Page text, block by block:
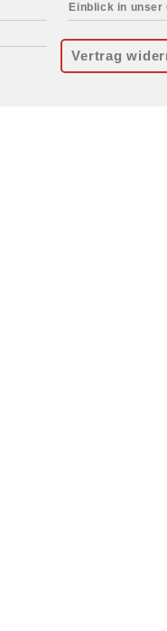
Einblick in unser
Vertrag